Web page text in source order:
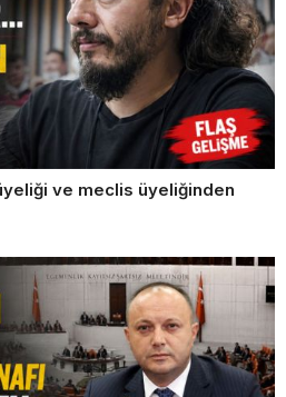
ve meclis üyeliğinden